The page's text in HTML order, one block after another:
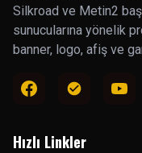
Silkroad ve Metin2
sunucularına yönelik
banner, logo, afiş ve
Hızlı Linkler